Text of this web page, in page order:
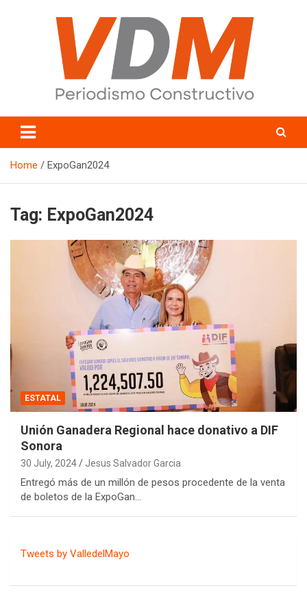
valledelmayo.com
Home ExpoGan2024
Tag: ExpoGan2024
ESTATAL
Unión Ganadera Regional hace donativo a DIF
Sonora
30 July, 2024 Jesus Salvador Garcia
Entregó más de un millón de pesos procedente de la venta
de boletos de la ExpoGan…
Tweets by ValledelMayo